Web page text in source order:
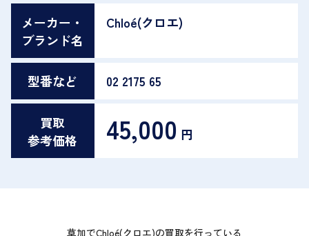
メーカー・
ブランド名
Chloé(クロエ)
型番など 02 2175 65
買取
参考価格
45,000 円
草加でChloé(クロエ)の買取を行っている